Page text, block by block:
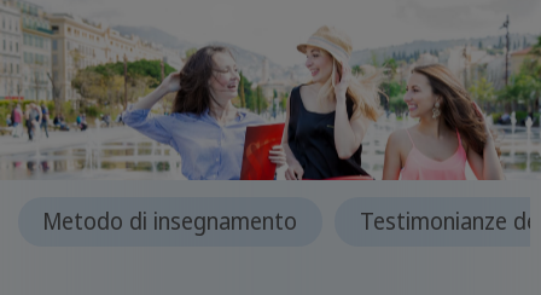
Metodo di insegnamento Testimonianze